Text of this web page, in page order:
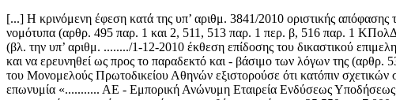
[...] Η κρινόμενη έφεση κατά της υπ’ αριθμ. 3841/2010 οριστικής
νομότυπα (αρθρ. 495 παρ. 1 και 2, 511, 513 παρ. 1 περ. β, 516 παρ. 1
(βλ. την υπ’ αριθμ. ......../1-12-2010 έκθεση επίδοσης του δικαστικού
και να ερευνηθεί ως προς το παραδεκτό και - βάσιμο των λόγων της
του Μονομελούς Πρωτοδικείου Αθηνών εξιστορούσε ότι κατόπιν
επωνυμία «........... ΑΕ - Εμπορική Ανώνυμη Εταιρεία Ενδύσεως